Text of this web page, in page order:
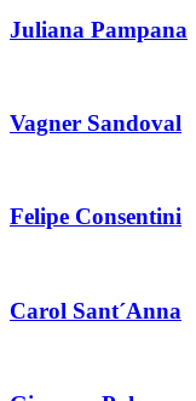
Juliana Pampana
Vagner Sandoval
Felipe Consentini
Carol Sant´Anna